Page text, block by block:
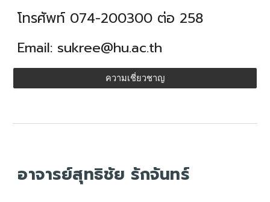
โทรศัพท์ 074-200300 ต่อ 258
Email: sukree@hu.ac.th
ความเชี่ยวชาญ
อาจารย์สุทธิชัย รักจันทร์